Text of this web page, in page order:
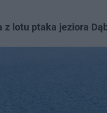
z lotu ptaka jeziora